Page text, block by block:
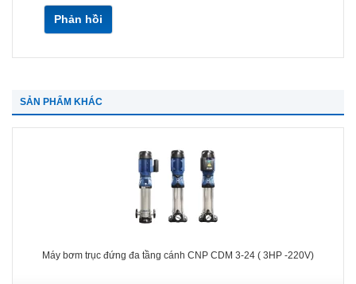
Phản hồi
SẢN PHẨM KHÁC
Máy bơm trục đứng đa tầng cánh CNP CDM 3-24 ( 3HP -220V)